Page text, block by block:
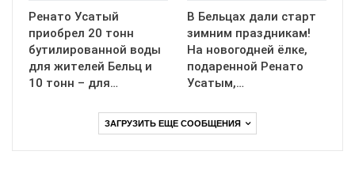
Ренато Усатый
приобрел 20 тонн
бутилированной воды
для жителей Бельц и
10 тонн – для…
В Бельцах дали старт
зимним праздникам!
На новогодней ёлке,
подаренной Ренато
Усатым,…
ЗАГРУЗИТЬ ЕЩЕ СООБЩЕНИЯ